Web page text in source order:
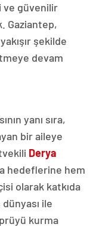
ve güvenilir
Gaziantep,
şekilde
devam
yanı sıra,
bir aileye
Derya
hedeflerine hem
olarak katkıda
ile
kurma